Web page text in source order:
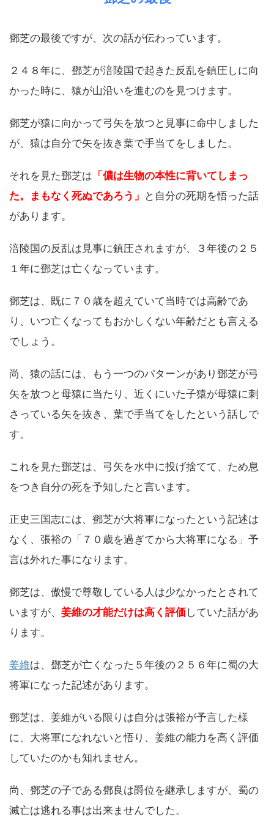
鄧芝の最後ですが、次の話が伝わっています。
２４８年に、鄧芝が涪陵国で起きた反乱を鎮圧しに向
かった時に、猿が山沿いを進むのを見つけます。
鄧芝が猿に向かって弓矢を放つと見事に命中しました
が、猿は自分で矢を抜き葉で手当てをしました。
それを見た鄧芝は 「儂は生物の本性に背いてしまっ
た。まもなく死ぬであろう」 と自分の死期を悟った話
があります。
涪陵国の反乱は見事に鎮圧されますが、３年後の２５
１年に鄧芝は亡くなっています。
鄧芝は、既に７０歳を超えていて当時では高齢であ
り、いつ亡くなってもおかしくない年齢だとも言える
でしょう。
尚、猿の話には、もう一つのパターンがあり鄧芝が弓
矢を放つと母猿に当たり、近くにいた子猿が母猿に刺
さっている矢を抜き、葉で手当てをしたという話しで
す。
これを見た鄧芝は、弓矢を水中に投げ捨てて、ため息
をつき自分の死を予知したと言います。
正史三国志には、鄧芝が大将軍になったという記述は
なく、張裕の「７０歳を過ぎてから大将軍になる」予
言は外れた事になります。
鄧芝は、傲慢で尊敬している人は少なかったとされて
いますが、 姜維の才能だけは高く評価していた話があ
ります。
姜維は、鄧芝が亡くなった５年後の２５６年に蜀の大
将軍になった記述があります。
鄧芝は、姜維がいる限りは自分は張裕が予言した様
に、大将軍になれないと悟り、姜維の能力を高く評価
していたのかも知れません。
尚、鄧芝の子である鄧良は爵位を継承しますが、蜀の
滅亡は逃れる事は出来ませんでした。